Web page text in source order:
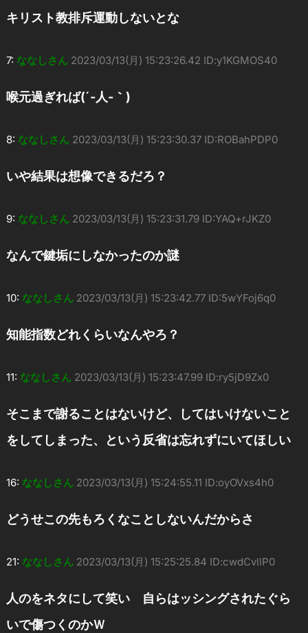
キリスト教排斥運動しないとな
7: ななしさん 2023/03/13(月) 15:23:26.42 ID:y1KGMOS40
喉元過ぎれば(´-人-｀)
8: ななしさん 2023/03/13(月) 15:23:30.37 ID:ROBahPDP0
いや結果は想像できるだろ？
9: ななしさん 2023/03/13(月) 15:23:31.79 ID:YAQ+rJKZ0
なんで鍵垢にしなかったのか謎
10: ななしさん 2023/03/13(月) 15:23:42.77 ID:5wYFoj6q0
知能指数どれくらいなんやろ？
11: ななしさん 2023/03/13(月) 15:23:47.99 ID:ry5jD9Zx0
そこまで謝ることはないけど、してはいけないこと
をしてしまった、という反省は忘れずにいてほしい
16: ななしさん 2023/03/13(月) 15:24:55.11 ID:oyOVxs4h0
どうせこの先もろくなことしないんだからさ
21: ななしさん 2023/03/13(月) 15:25:25.84 ID:cwdCvllP0
人のをネタにして笑い 自らはッシングされたぐら
いで傷つくのかＷ